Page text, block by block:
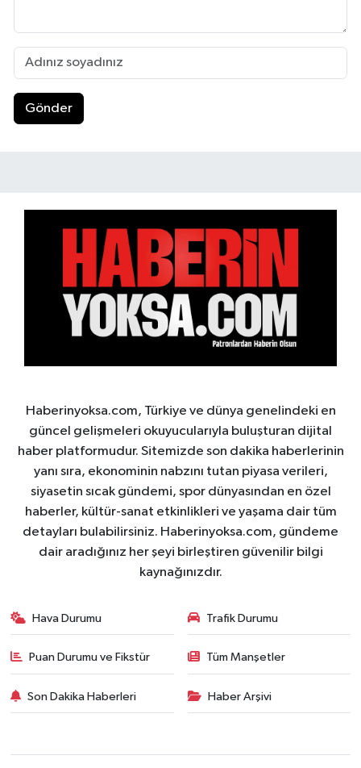
Gönder
Haberinyoksa.com, Türkiye ve dünya genelindeki en
güncel gelişmeleri okuyucularıyla buluşturan dijital
haber platformudur. Sitemizde son dakika haberlerinin
yanı sıra, ekonominin nabzını tutan piyasa verileri,
siyasetin sıcak gündemi, spor dünyasından en özel
haberler, kültür-sanat etkinlikleri ve yaşama dair tüm
detayları bulabilirsiniz. Haberinyoksa.com, gündeme
dair aradığınız her şeyi birleştiren güvenilir bilgi
kaynağınızdır.
Hava Durumu Trafik Durumu
Puan Durumu ve Fikstür Tüm Manşetler
Son Dakika Haberleri Haber Arşivi